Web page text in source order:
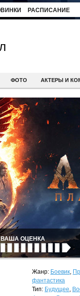
РАСПИСАНИЕ
ФОТО АКТЕРЫ И
ВАША ОЦЕНКА
Жанр: Боевик,
фантастика
Тип: Будущее,